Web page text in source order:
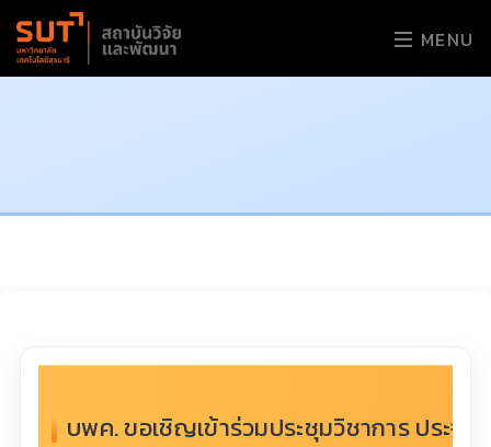
MENU
บพค. ขอเชิญเข้าร่วมประชุมวิชาการ ประจ